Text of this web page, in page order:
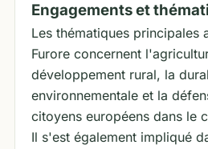
Engagements et
Les thématiques principales
Furore concernent
développement rural, la
environnementale et la
citoyens européens dans le
Il s'est également impliqué